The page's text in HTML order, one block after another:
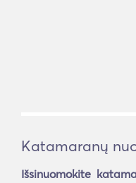
Katamaranų
Išsinuomokite